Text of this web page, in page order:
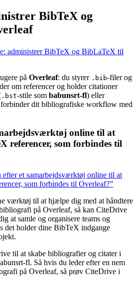
BibTeX og
administrer BibTeX og BibLaTeX til
på Overleaf: du styrer .bib-filer og
om referencer og holder citationer
.bst-stile som babunsrt-fl) eller
dit bibliografiske workflow med
online til at
referencer, som forbindes til
efter et samarbejdsværktøj online til at
som forbindes til Overleaf?”
værktøj til at hjælpe dig med at håndtere
på Overleaf, så kan CiteDrive
at samle og organisere teams og
det holder dine BibTeX indgange
til at skabe bibliografier og citater i
fl. Så hvis du leder efter en nem
på Overleaf, så prøv CiteDrive i